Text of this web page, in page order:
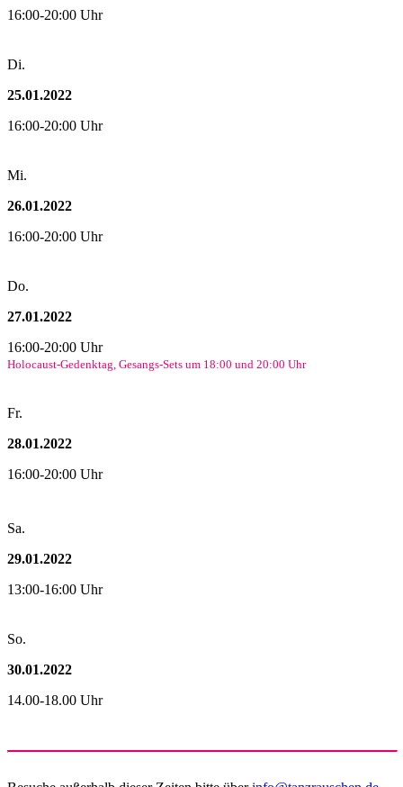
16:00-20:00 Uhr
Di.
25.01.2022
16:00-20:00 Uhr
Mi.
26.01.2022
16:00-20:00 Uhr
Do.
27.01.2022
16:00-20:00 Uhr
Holocaust-Gedenktag, Gesangs-Sets um 18:00 und 20:00 Uhr
Fr.
28.01.2022
16:00-20:00 Uhr
Sa.
29.01.2022
13:00-16:00 Uhr
So.
30.01.2022
14.00-18.00 Uhr